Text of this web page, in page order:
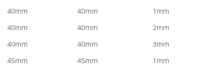
40mm
40mm
1mm
40mm
40mm
2mm
40mm
40mm
3mm
45mm
45mm
1mm